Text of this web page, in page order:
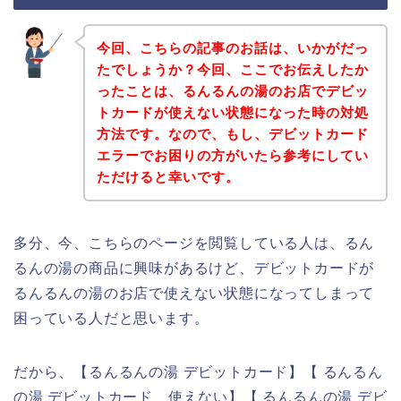
今回、こちらの記事のお話は、いかがだっ
たでしょうか？今回、ここでお伝えしたか
ったことは、るんるんの湯のお店でデビッ
トカードが使えない状態になった時の対処
方法です。なので、もし、デビットカード
エラーでお困りの方がいたら参考にしてい
ただけると幸いです。
多分、今、こちらのページを閲覧している人は、るん
るんの湯の商品に興味があるけど、デビットカードが
るんるんの湯のお店で使えない状態になってしまって
困っている人だと思います。
だから、【るんるんの湯 デビットカード】【 るんるん
の湯 デビットカード 使えない】【 るんるんの湯 デビ